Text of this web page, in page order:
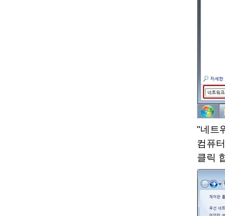
"네트
컴퓨
클릭